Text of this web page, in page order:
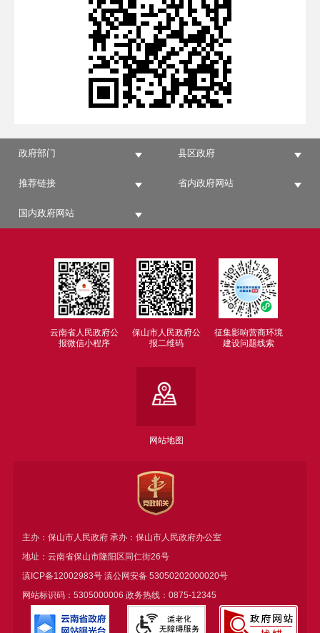
政府部门 县区政府
推荐链接 省内政府网站
国内政府网站
云南省人民政府公
报微信小程序
保山市人民政府公
报二维码
征集影响营商环境
建设问题线索
网站地图
主办：保山市人民政府 承办：保山市人民政府办公室
地址：云南省保山市隆阳区同仁街26号
滇ICP备12002983号滇公网安备 53050202000020号
网站标识码：5305000006 政务热线：0875-12345